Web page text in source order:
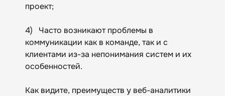
проект;
4) Часто возникают проблемы в
коммуникации как в команде, так и с
клиентами из-за непонимания систем и их
особенностей.
Как видите, преимуществ у веб-аналитики